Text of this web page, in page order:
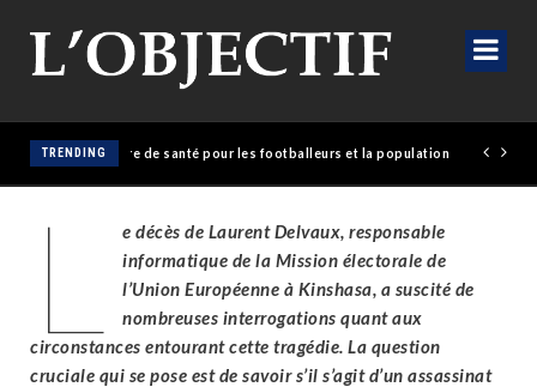
TRENDING
érige un empire de santé pour les footballeurs et la population
L
e décès de Laurent Delvaux, responsable
informatique de la Mission électorale de
l’Union Européenne à Kinshasa, a suscité de
nombreuses interrogations quant aux
circonstances entourant cette tragédie. La question
cruciale qui se pose est de savoir s’il s’agit d’un assassinat